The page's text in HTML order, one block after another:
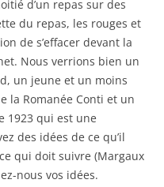
d’un repas sur des
du repas, les rouges et
de s’effacer devant la
Nous verrions bien un
un jeune et un moins
la Romanée Conti et un
1923 qui est une
des idées de ce qu’il
qui doit suivre (Margaux
nous vos idées.